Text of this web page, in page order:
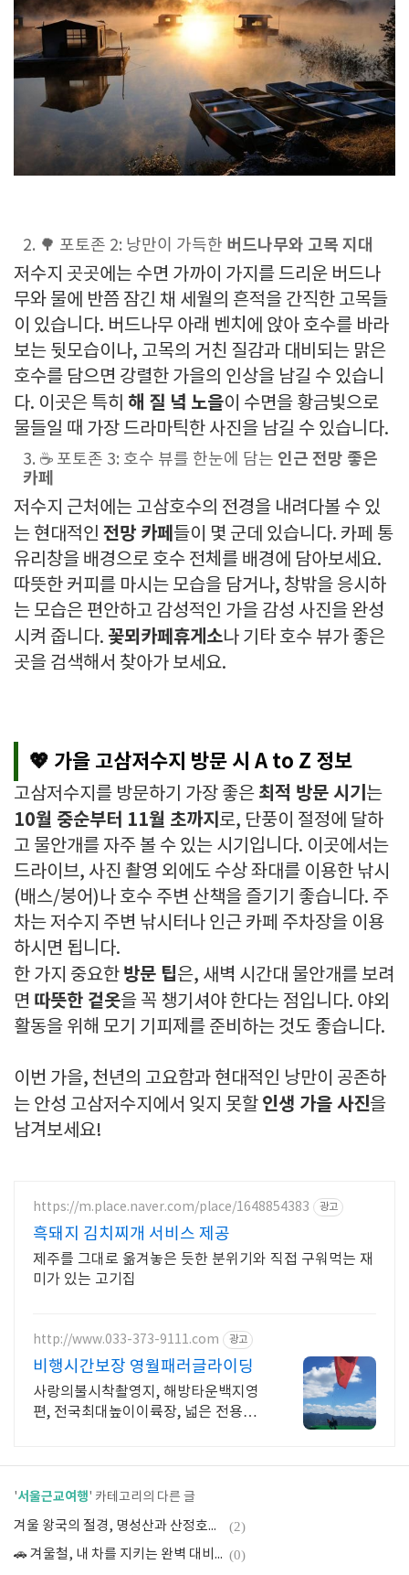
2. 🌳 포토존 2: 낭만이 가득한 버드나무와 고목 지대
저수지 곳곳에는 수면 가까이 가지를 드리운 버드나
무와 물에 반쯤 잠긴 채 세월의 흔적을 간직한 고목들
이 있습니다. 버드나무 아래 벤치에 앉아 호수를 바라
보는 뒷모습이나, 고목의 거친 질감과 대비되는 맑은
호수를 담으면 강렬한 가을의 인상을 남길 수 있습니
다. 이곳은 특히 해 질 녘 노을이 수면을 황금빛으로
물들일 때 가장 드라마틱한 사진을 남길 수 있습니다.
3. ☕ 포토존 3: 호수 뷰를 한눈에 담는 인근 전망 좋은
카페
저수지 근처에는 고삼호수의 전경을 내려다볼 수 있
는 현대적인 전망 카페 들이 몇 군데 있습니다. 카페 통
유리창을 배경으로 호수 전체를 배경에 담아보세요.
따뜻한 커피를 마시는 모습을 담거나, 창밖을 응시하
는 모습은 편안하고 감성적인 가을 감성 사진을 완성
시켜 줍니다. 꽃뫼카페휴게소나 기타 호수 뷰가 좋은
곳을 검색해서 찾아가 보세요.
💖 가을 고삼저수지 방문 시A to Z 정보
고삼저수지를 방문하기 가장 좋은 최적 방문 시기 는
10월 중순부터 11월 초까지 로, 단풍이 절정에 달하
고 물안개를 자주 볼 수 있는 시기입니다. 이곳에서는
드라이브, 사진 촬영 외에도 수상 좌대를 이용한 낚시
(배스/붕어)나 호수 주변 산책을 즐기기 좋습니다. 주
차는 저수지 주변 낚시터나 인근 카페 주차장을 이용
하시면 됩니다.
한 가지 중요한 방문 팁은, 새벽 시간대 물안개를 보려
면 따뜻한 겉옷을 꼭 챙기셔야 한다는 점입니다. 야외
활동을 위해 모기 기피제를 준비하는 것도 좋습니다.
이번 가을, 천년의 고요함과 현대적인 낭만이 공존하
는 안성 고삼저수지에서 잊지 못할 인생 가을 사진을
남겨보세요!
https://m.place.naver.com/place/1648854383 광고
흑돼지 김치찌개 서비스 제공
제주를 그대로 옮겨놓은 듯한 분위기와 직접 구워먹는 재
미가 있는 고기집
http://www.033-373-9111.com 광고
비행시간보장 영월패러글라이딩
사랑의불시착촬영지, 해방타운백지영
편, 전국최대높이이륙장, 넓은 전용활
'서울근교여행' 카테고리의 다른 글
겨울 왕국의 절경, 명성산과 산정호수 겨울 여행 (2)
🚗 겨울철, 내 차를 지키는 완벽 대비 가이드: 필수 점검 및 정비 항목 (0)